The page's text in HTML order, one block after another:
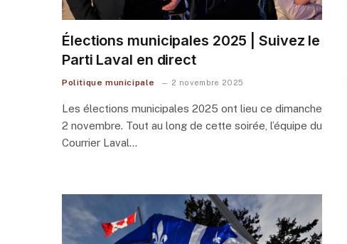
Élections municipales 2025 | Suivez le
Parti Laval en direct
Politique municipale 2 novembre 2025
Les élections municipales 2025 ont lieu ce dimanche
2 novembre. Tout au long de cette soirée, l’équipe du
Courrier Laval…